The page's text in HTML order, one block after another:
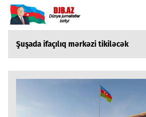
Şuşada ifaçılıq mərkəzi tikiləcək